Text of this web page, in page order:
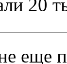
20
еще